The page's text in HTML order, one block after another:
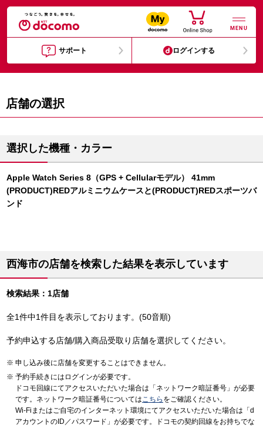
MENU
サポート ログインする
店舗の選択
選択した機種・カラー
Apple Watch Series 8（GPS + Cellularモデル） 41mm
(PRODUCT)REDアルミニウムケースと(PRODUCT)REDスポーツバ
ンド
西海市の店舗を検索した結果を表示しています
検索結果：1店舗
全1件中1件目を表示しております。(50音順)
予約申込する店舗/購入商品受取り店舗を選択してください。
申し込み後に店舗を変更することはできません。
予約手続きにはログインが必要です。
ドコモ回線にてアクセスいただいた場合は「ネットワーク暗証番号」が必要
です。ネットワーク暗証番号についてはこちら をご確認ください。
Wi-Fiまたはご自宅のインターネット環境にてアクセスいただいた場合は「d
アカウントのID／パスワード」が必要です。ドコモの契約回線をお持ちでな